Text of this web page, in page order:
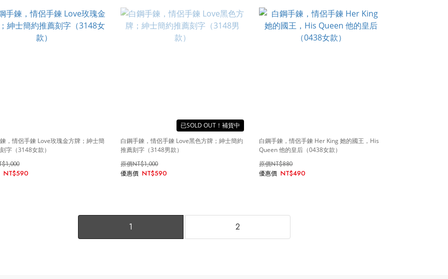
，情侶手鍊 Love玫瑰金方牌；紳士簡
字（3148女款）
NT$590
SOLD OUT
白鋼手鍊，情侶手鍊 Love黑色方牌；紳士簡約
推薦刻字（3148男款）
NT$1,000
NT$590
白鋼手鍊，情侶手鍊 Her King 她的國王，His
Queen 他的皇后（0438女款）
NT$880
NT$490
1 2